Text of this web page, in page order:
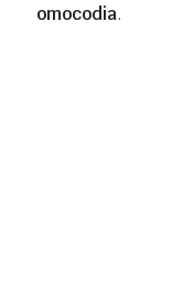
omocodia.